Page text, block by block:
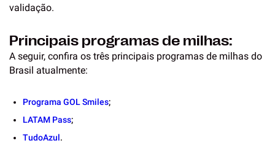
validação.
Principais programas de milhas:
A seguir, confira os três principais programas de milhas do
Brasil atualmente:
Programa GOL Smiles;
LATAM Pass;
TudoAzul.